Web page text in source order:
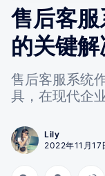
售后客
的关键
售后客服系统
具，在现代企
Lily
2022年11月17